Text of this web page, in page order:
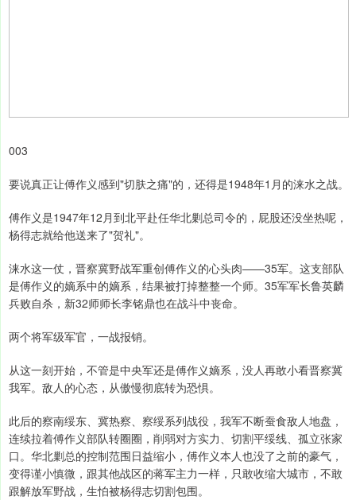
003
要说真正让傅作义感到"切肤之痛"的，还得是1948年1月的涞水之战。
傅作义是1947年12月到北平赴任华北剿总司令的，屁股还没坐热呢，
杨得志就给他送来了"贺礼"。
涞水这一仗，晋察冀野战军重创傅作义的心头肉——35军。这支部队
是傅作义的嫡系中的嫡系，结果被打掉整整一个师。35军军长鲁英麟
兵败自杀，新32师师长李铭鼎也在战斗中丧命。
两个将军级军官，一战报销。
从这一刻开始，不管是中央军还是傅作义嫡系，没人再敢小看晋察冀
我军。敌人的心态，从傲慢彻底转为恐惧。
此后的察南绥东、冀热察、察绥系列战役，我军不断蚕食敌人地盘，
连续拉着傅作义部队转圈圈，削弱对方实力、切割平绥线、孤立张家
口。华北剿总的控制范围日益缩小，傅作义本人也没了之前的豪气，
变得谨小慎微，跟其他战区的蒋军主力一样，只敢收缩大城市，不敢
跟解放军野战，生怕被杨得志切割包围。